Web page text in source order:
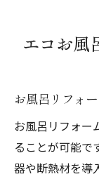
エコお風
お風呂リフォ
お風呂リフォー
ることが可能で
器や断熱材を導